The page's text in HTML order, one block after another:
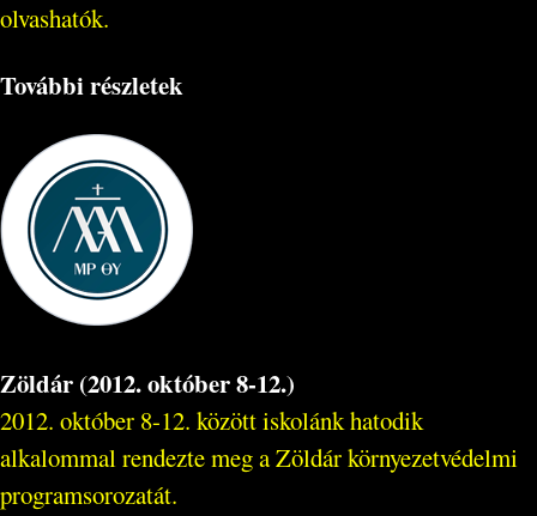
olvashatók.
További részletek
Zöldár (2012. október 8-12.)
2012. október 8-12. között iskolánk hatodik
alkalommal rendezte meg a Zöldár környezetvédelmi
programsorozatát.